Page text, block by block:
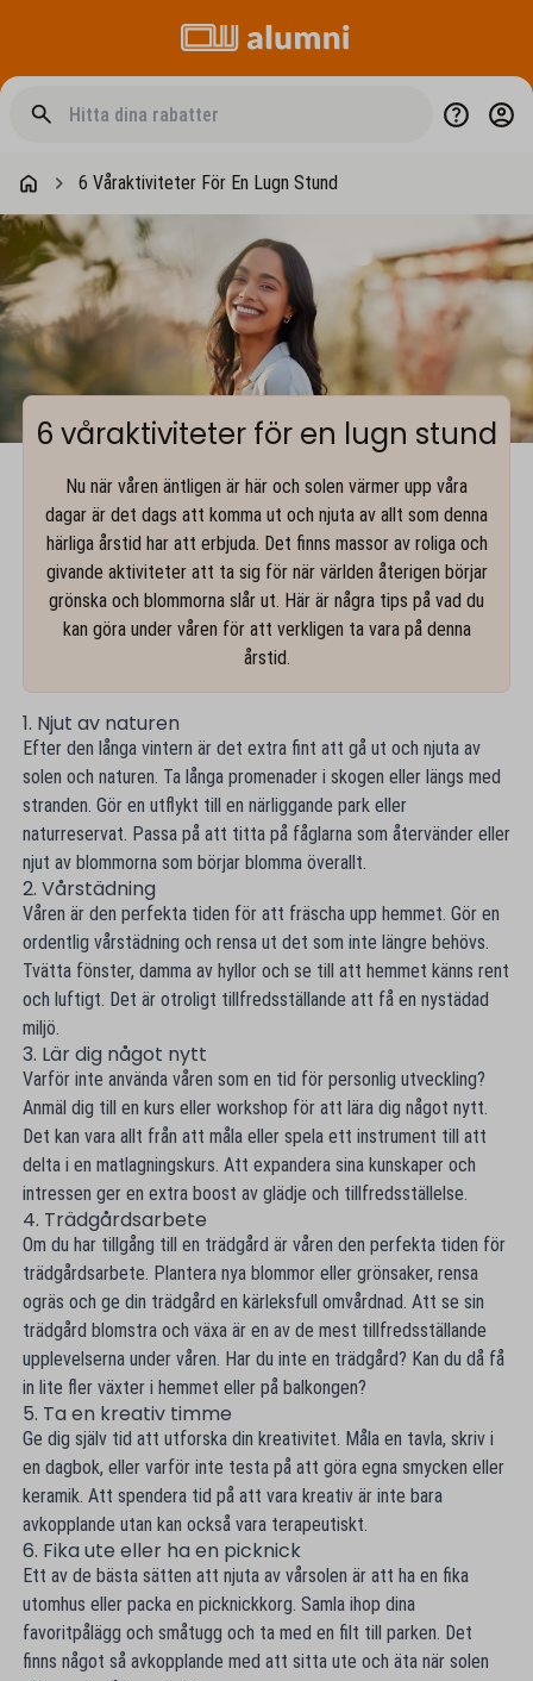
6 Våraktiviteter För En Lugn Stund
6 våraktiviteter för en lugn stund
Nu när våren äntligen är här och solen värmer upp våra
dagar är det dags att komma ut och njuta av allt som denna
härliga årstid har att erbjuda. Det finns massor av roliga och
givande aktiviteter att ta sig för när världen återigen börjar
grönska och blommorna slår ut. Här är några tips på vad du
kan göra under våren för att verkligen ta vara på denna
årstid.
1. Njut av naturen
Efter den långa vintern är det extra fint att gå ut och njuta av
solen och naturen. Ta långa promenader i skogen eller längs med
stranden. Gör en utflykt till en närliggande park eller
naturreservat. Passa på att titta på fåglarna som återvänder eller
njut av blommorna som börjar blomma överallt.
2. Vårstädning
Våren är den perfekta tiden för att fräscha upp hemmet. Gör en
ordentlig vårstädning och rensa ut det som inte längre behövs.
Tvätta fönster, damma av hyllor och se till att hemmet känns rent
och luftigt. Det är otroligt tillfredsställande att få en nystädad
miljö.
3. Lär dig något nytt
Varför inte använda våren som en tid för personlig utveckling?
Anmäl dig till en kurs eller workshop för att lära dig något nytt.
Det kan vara allt från att måla eller spela ett instrument till att
delta i en matlagningskurs. Att expandera sina kunskaper och
intressen ger en extra boost av glädje och tillfredsställelse.
4. Trädgårdsarbete
Om du har tillgång till en trädgård är våren den perfekta tiden för
trädgårdsarbete. Plantera nya blommor eller grönsaker, rensa
ogräs och ge din trädgård en kärleksfull omvårdnad. Att se sin
trädgård blomstra och växa är en av de mest tillfredsställande
upplevelserna under våren. Har du inte en trädgård? Kan du då få
in lite fler växter i hemmet eller på balkongen?
5. Ta en kreativ timme
Ge dig själv tid att utforska din kreativitet. Måla en tavla, skriv i
en dagbok, eller varför inte testa på att göra egna smycken eller
keramik. Att spendera tid på att vara kreativ är inte bara
avkopplande utan kan också vara terapeutiskt.
6. Fika ute eller ha en picknick
Ett av de bästa sätten att njuta av vårsolen är att ha en fika
utomhus eller packa en picknickkorg. Samla ihop dina
favoritpålägg och småtugg och ta med en filt till parken. Det
finns något så avkopplande med att sitta ute och äta när solen